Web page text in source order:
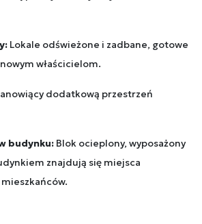
Lokale odświeżone i zadbane, gotowe
właścicielom.
dodatkową przestrzeń
budynku: Blok ocieplony, wyposażony
znajdują się miejsca